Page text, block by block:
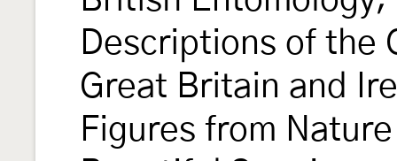
Descriptions of the
Great Britain and
Figures from